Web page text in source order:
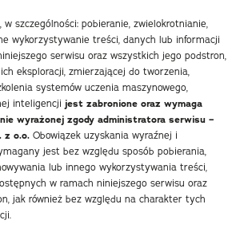
w szczególności: pobieranie, zwielokrotnianie,
wykorzystywanie treści, danych lub informacji
serwisu oraz wszystkich jego podstron,
eksploracji, zmierzającej do tworzenia,
systemów uczenia maszynowego,
inteligencji jest zabronione oraz wymaga
wyrażonej zgody administratora serwisu –
z o.o. Obowiązek uzyskania wyraźnej i
jest bez względu sposób pobierania,
lub innego wykorzystywania treści,
w ramach niniejszego serwisu oraz
jak również bez względu na charakter tych